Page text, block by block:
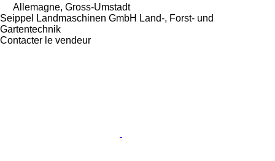
Allemagne, Gross-Umstadt
Seippel Landmaschinen GmbH Land-, Forst- und
Gartentechnik
Contacter le vendeur